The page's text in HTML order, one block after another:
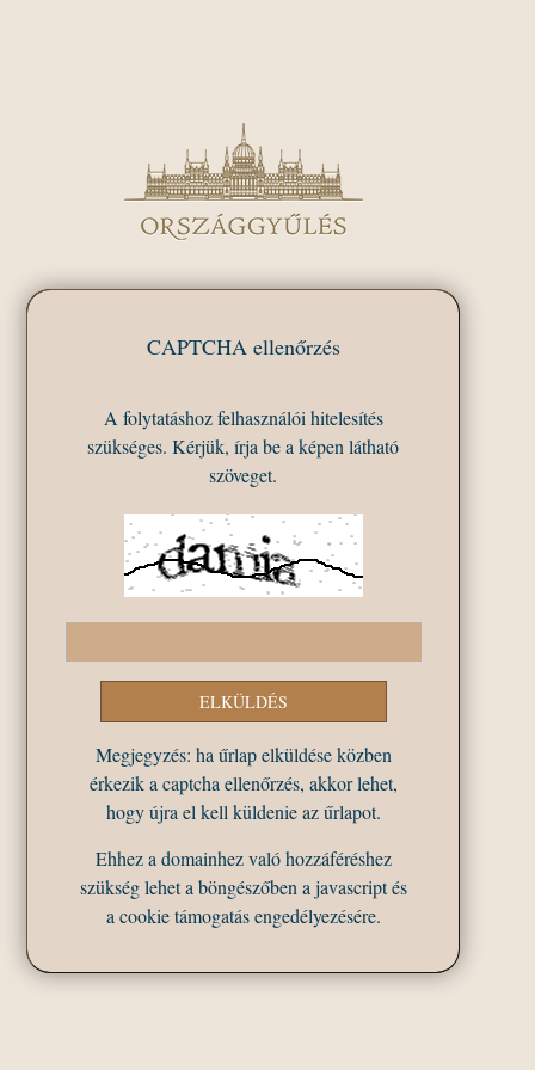
CAPTCHA ellenőrzés
A folytatáshoz felhasználói hitelesítés
szükséges. Kérjük, írja be a képen látható
szöveget.
Megjegyzés: ha űrlap elküldése közben
érkezik a captcha ellenőrzés, akkor lehet,
hogy újra el kell küldenie az űrlapot.
Ehhez a domainhez való hozzáféréshez
szükség lehet a böngészőben a javascript és
a cookie támogatás engedélyezésére.